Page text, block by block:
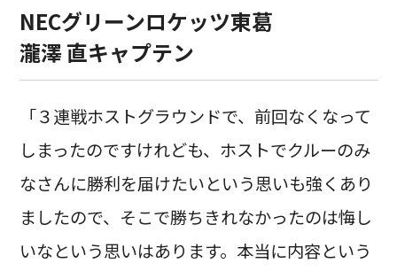
NECグリーンロケッツ東葛
瀧澤 直キャプテン
「３連戦ホストグラウンドで、前回なくなって
しまったのですけれども、ホストでクルーのみ
なさんに勝利を届けたいという思いも強くあり
ましたので、そこで勝ちきれなかったのは悔し
いなという思いはあります。本当に内容という